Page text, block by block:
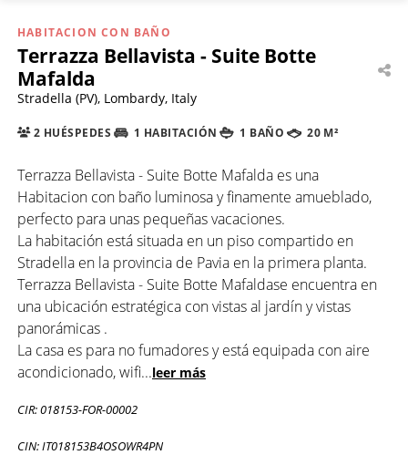
HABITACION CON BAÑO
Terrazza Bellavista - Suite Botte
Mafalda
Stradella (PV), Lombardy, Italy
2 HUÉSPEDES 1 HABITACIÓN 1 BAÑO 20 M²
Terrazza Bellavista - Suite Botte Mafalda es una
Habitacion con baño luminosa y finamente amueblado,
perfecto para unas pequeñas vacaciones.
La habitación está situada en un piso compartido en
Stradella en la provincia de Pavia en la primera planta.
Terrazza Bellavista - Suite Botte Mafaldase encuentra en
una ubicación estratégica con vistas al jardín y vistas
panorámicas .
La casa es para no fumadores y está equipada con aire
acondicionado, wifi...leer más
CIR: 018153-FOR-00002
CIN: IT018153B4OSOWR4PN